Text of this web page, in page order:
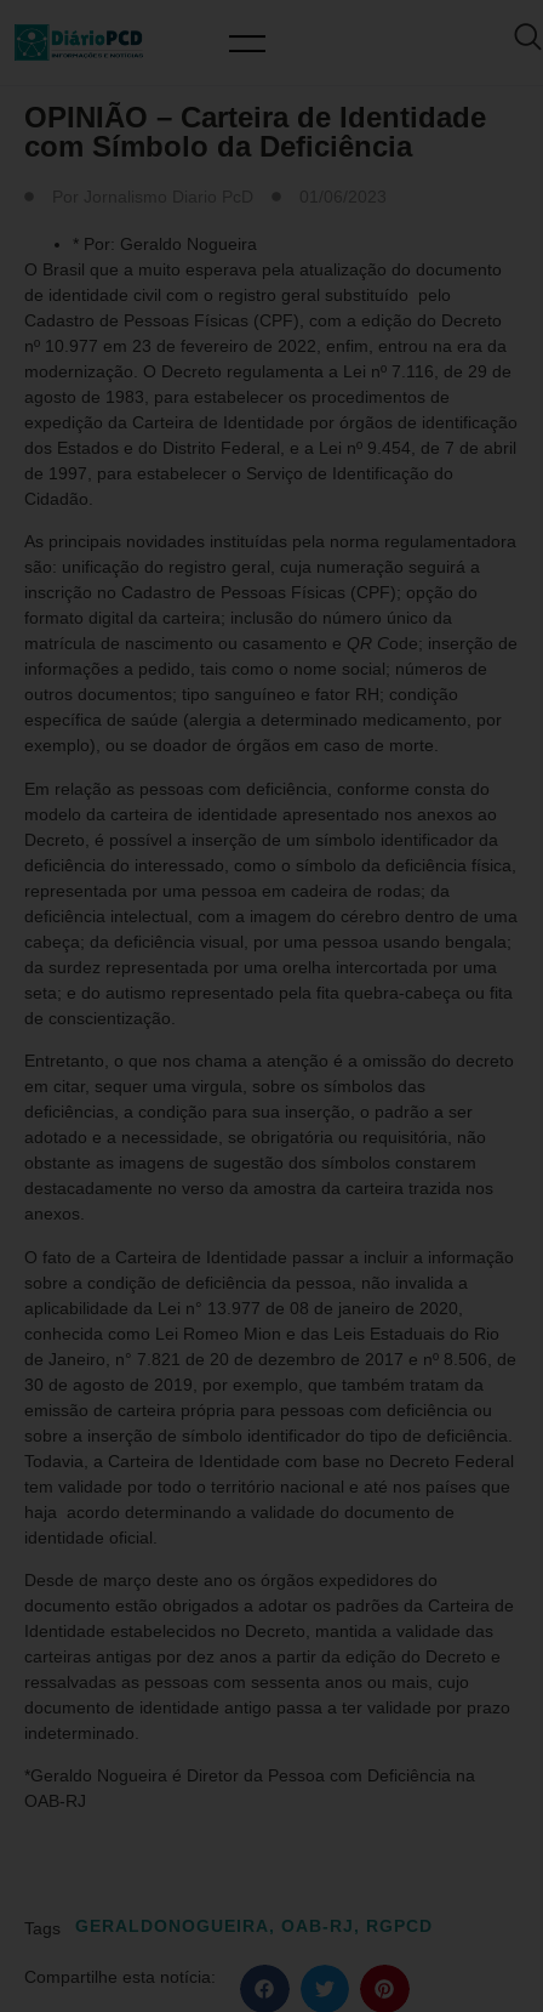
OPINIÃO – Carteira de Identidade
com Símbolo da Deficiência
* Por: Geraldo Nogueira
O Brasil que a muito esperava pela atualização do documento
de identidade civil com o registro geral substituído pelo
Cadastro de Pessoas Físicas (CPF), com a edição do Decreto
nº 10.977 em 23 de fevereiro de 2022, enfim, entrou na era da
modernização. O Decreto regulamenta a Lei nº 7.116, de 29 de
agosto de 1983, para estabelecer os procedimentos de
expedição da Carteira de Identidade por órgãos de identificação
dos Estados e do Distrito Federal, e a Lei nº 9.454, de 7 de abril
de 1997, para estabelecer o Serviço de Identificação do
Cidadão.
As principais novidades instituídas pela norma regulamentadora
são: unificação do registro geral, cuja numeração seguirá a
inscrição no Cadastro de Pessoas Físicas (CPF); opção do
formato digital da carteira; inclusão do número único da
matrícula de nascimento ou casamento e QR Code; inserção de
informações a pedido, tais como o nome social; números de
outros documentos; tipo sanguíneo e fator RH; condição
específica de saúde (alergia a determinado medicamento, por
exemplo), ou se doador de órgãos em caso de morte.
Em relação as pessoas com deficiência, conforme consta do
modelo da carteira de identidade apresentado nos anexos ao
Decreto, é possível a inserção de um símbolo identificador da
deficiência do interessado, como o símbolo da deficiência física,
representada por uma pessoa em cadeira de rodas; da
deficiência intelectual, com a imagem do cérebro dentro de uma
cabeça; da deficiência visual, por uma pessoa usando bengala;
da surdez representada por uma orelha intercortada por uma
seta; e do autismo representado pela fita quebra-cabeça ou fita
de conscientização.
Entretanto, o que nos chama a atenção é a omissão do decreto
em citar, sequer uma virgula, sobre os símbolos das
deficiências, a condição para sua inserção, o padrão a ser
adotado e a necessidade, se obrigatória ou requisitória, não
obstante as imagens de sugestão dos símbolos constarem
destacadamente no verso da amostra da carteira trazida nos
anexos.
O fato de a Carteira de Identidade passar a incluir a informação
sobre a condição de deficiência da pessoa, não invalida a
aplicabilidade da Lei n° 13.977 de 08 de janeiro de 2020,
conhecida como Lei Romeo Mion e das Leis Estaduais do Rio
de Janeiro, n° 7.821 de 20 de dezembro de 2017 e nº 8.506, de
30 de agosto de 2019, por exemplo, que também tratam da
emissão de carteira própria para pessoas com deficiência ou
sobre a inserção de símbolo identificador do tipo de deficiência.
Todavia, a Carteira de Identidade com base no Decreto Federal
tem validade por todo o território nacional e até nos países que
haja acordo determinando a validade do documento de
identidade oficial.
Desde de março deste ano os órgãos expedidores do
documento estão obrigados a adotar os padrões da Carteira de
Identidade estabelecidos no Decreto, mantida a validade das
carteiras antigas por dez anos a partir da edição do Decreto e
ressalvadas as pessoas com sessenta anos ou mais, cujo
documento de identidade antigo passa a ter validade por prazo
indeterminado.
*Geraldo Nogueira é Diretor da Pessoa com Deficiência na
OAB-RJ
Tags GERALDONOGUEIRA, OAB-RJ, RGPCD
Compartilhe esta notícia: